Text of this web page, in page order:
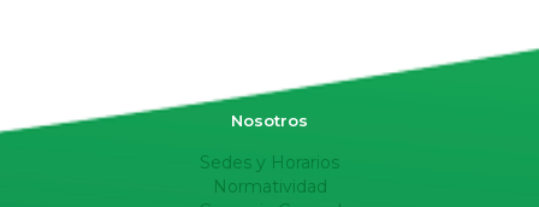
Nosotros
Sedes y Horarios
Normatividad